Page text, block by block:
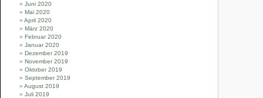
Juni 2020
Mai 2020
April 2020
März 2020
Februar 2020
Januar 2020
Dezember 2019
November 2019
Oktober 2019
September 2019
August 2019
Juli 2019